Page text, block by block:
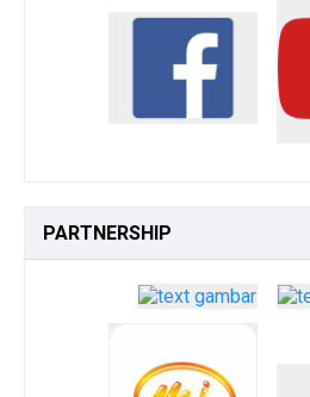
PARTNERSHIP